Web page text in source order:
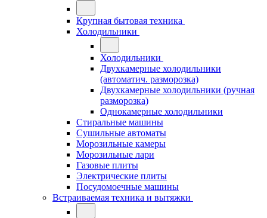
Крупная бытовая техника
Холодильники
Холодильники
Двухкамерные холодильники
(автоматич. разморозка)
Двухкамерные холодильники (ручная
разморозка)
Однокамерные холодильники
Стиральные машины
Сушильные автоматы
Морозильные камеры
Морозильные лари
Газовые плиты
Электрические плиты
Посудомоечные машины
Встраиваемая техника и вытяжки